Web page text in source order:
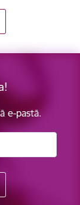
e-pastā.